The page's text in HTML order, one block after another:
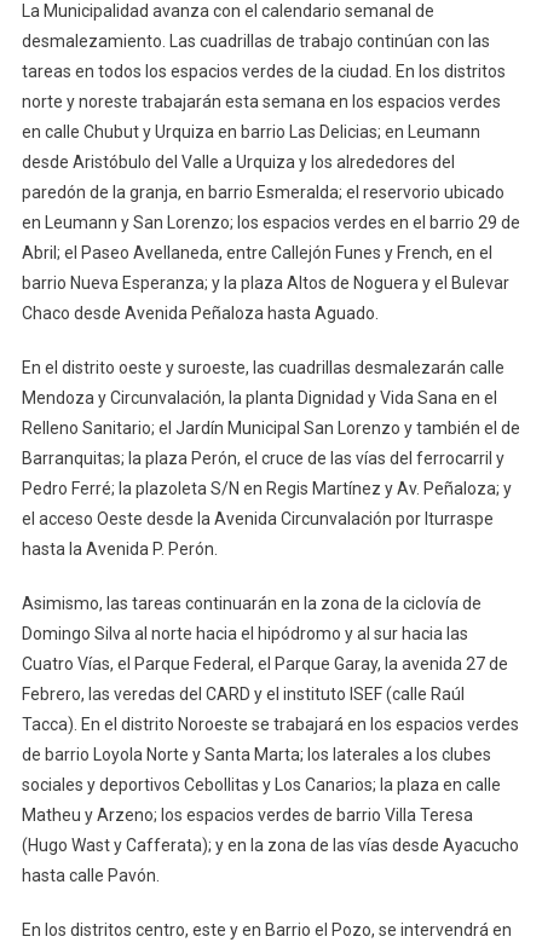
Municipales
Previstos
Para
Esta
Semana
La Municipalidad avanza con el calendario semanal de
desmalezamiento. Las cuadrillas de trabajo continúan con las
tareas en todos los espacios verdes de la ciudad. En los distritos
norte y noreste trabajarán esta semana en los espacios verdes
en calle Chubut y Urquiza en barrio Las Delicias; en Leumann
desde Aristóbulo del Valle a Urquiza y los alrededores del
paredón de la granja, en barrio Esmeralda; el reservorio ubicado
en Leumann y San Lorenzo; los espacios verdes en el barrio 29 de
Abril; el Paseo Avellaneda, entre Callejón Funes y French, en el
barrio Nueva Esperanza; y la plaza Altos de Noguera y el Bulevar
Chaco desde Avenida Peñaloza hasta Aguado.
En el distrito oeste y suroeste, las cuadrillas desmalezarán calle
Mendoza y Circunvalación, la planta Dignidad y Vida Sana en el
Relleno Sanitario; el Jardín Municipal San Lorenzo y también el de
Barranquitas; la plaza Perón, el cruce de las vías del ferrocarril y
Pedro Ferré; la plazoleta S/N en Regis Martínez y Av. Peñaloza; y
el acceso Oeste desde la Avenida Circunvalación por Iturraspe
hasta la Avenida P. Perón.
Asimismo, las tareas continuarán en la zona de la ciclovía de
Domingo Silva al norte hacia el hipódromo y al sur hacia las
Cuatro Vías, el Parque Federal, el Parque Garay, la avenida 27 de
Febrero, las veredas del CARD y el instituto ISEF (calle Raúl
Tacca). En el distrito Noroeste se trabajará en los espacios verdes
de barrio Loyola Norte y Santa Marta; los laterales a los clubes
sociales y deportivos Cebollitas y Los Canarios; la plaza en calle
Matheu y Arzeno; los espacios verdes de barrio Villa Teresa
(Hugo Wast y Cafferata); y en la zona de las vías desde Ayacucho
hasta calle Pavón.
En los distritos centro, este y en Barrio el Pozo, se intervendrá en